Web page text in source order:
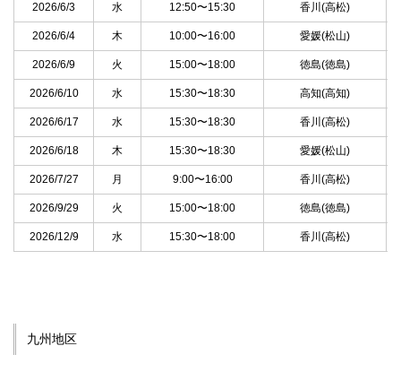
2026/6/3 水 12:50〜15:30 香川(高松)
2026/6/4 木 10:00〜16:00 愛媛(松山)
2026/6/9 火 15:00〜18:00 徳島(徳島)
2026/6/10 水 15:30〜18:30 高知(高知)
2026/6/17 水 15:30〜18:30 香川(高松)
2026/6/18 木 15:30〜18:30 愛媛(松山)
2026/7/27 月 9:00〜16:00 香川(高松)
2026/9/29 火 15:00〜18:00 徳島(徳島)
2026/12/9 水 15:30〜18:00 香川(高松)
九州地区